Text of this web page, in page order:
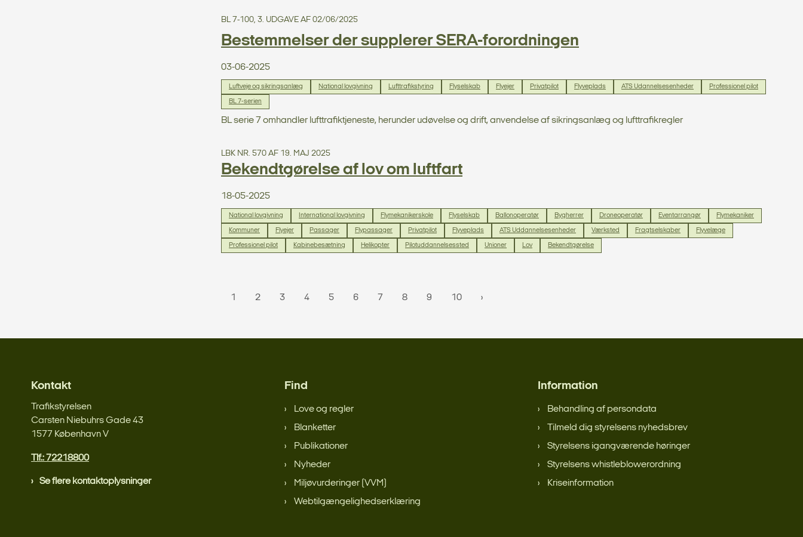
BL 7-100, 3. UDGAVE AF 02/06/2025
Bestemmelser der supplerer SERA-forordningen
03-06-2025
Luftveje og sikringsanlæg National lovgivning Lufttrafikstyring Flyselskab Flyejer Privatpilot Flyveplads ATS Udannelsesenheder Professionel pilot
BL 7-serien
BL serie 7 omhandler lufttrafiktjeneste, herunder udøvelse og drift, anvendelse af sikringsanlæg og lufttrafikregler
LBK NR. 570 AF 19. MAJ 2025
Bekendtgørelse af lov om luftfart
18-05-2025
National lovgivning International lovgivning Flymekanikerskole Flyselskab Ballonoperatør Bygherrer Droneoperatør Eventarrangør Flymekaniker
Kommuner Flyejer Passager Flypassager Privatpilot Flyveplads ATS Uddannelsesenheder Værksted Fragtselskaber Flyvelæge
Professionel pilot Kabinebesætning Helikopter Pilotuddannelsessted Unioner Lov Bekendtgørelse
1 2 3 4 5 6 7 8 9 10
Kontakt
Trafikstyrelsen
Carsten Niebuhrs Gade 43
1577 København V
Tlf.: 72218800
Se flere kontaktoplysninger
Find
Love og regler
Blanketter
Publikationer
Nyheder
Miljøvurderinger (VVM)
Webtilgængelighedserklæring
Information
Behandling af persondata
Tilmeld dig styrelsens nyhedsbrev
Styrelsens igangværende høringer
Styrelsens whistleblowerordning
Kriseinformation